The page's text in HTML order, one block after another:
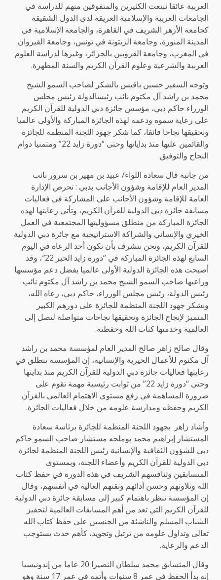
العربية عائقا نبتعث الكثيرين والمتفوقين منهم للدراسة في
الجامعات العربية والإسلامية العريقة لدى الدول الشقيقة
كجامعة الأزهر الشريف في القاهرة، والجامعة الإسلامية في
المدينة المنورة، وجامعة الزيتونة في تونس، وجامعة القيروان
في المغرب، وجامعة القرويين بالجزائر، وغيرها لدراسة العلوم
العربية والشرعية وعلوم القرآن الكريم والسنة المطهرة.
وتوجه السفير حسين باقيس بالشكر لصاحب السمو الشيخ
محمد بن راشد آل مكتوم نائب رئيسالدولة رئيس مجلس
الوزراء حاكم دبي، مؤسس جائزة دبي الدولية للقرآن الكريم
على رعاية سموه ودعمه لهذه الجائزة المباركة والأولى عالميا
وتحقيقها نجاحا فائقا، كما شكر جهود اللجنة المنظمة للجائزة
والقائمين عليها منذ بداياتها وحتى “دورة زايد 22” ومتمنيا دوام
النجاح والتوفيق.
من جانبه قال سعادة اللواء/ عبيد بن مهير بن سرور نائب
المدير العام للإقامة وشؤون الأجانب بدبي : تحرص الإدارة
العامة للإقامة وشؤون الأجانب على المشاركة في فعاليات
مسابقة جائزة دبي الدولية للقرآن الكريم، وتأتي رعايتها لهذه
الجائزة المباركة من منطلق مسؤوليتها المجتمعية في العمل
الخيري والإنساني والشراكة الاستراتيجية مع جائزة دبي الدولية
للقرآن الكريم، ونحن نتشرف بأن نكون أحد الرعاة في اليوم
السابع لهذه الجائزة المباركة في “دورة زايد الخير 22″، وقد
أصبحت هذه الجائزة الدولية الأولى عالميا بفضل دعم مؤسسها
وراعيها صاحب السمو الشيخ محمد بن راشد آل مكتوم نائب
رئيس الدولة، رئيس مجلس الوزراء، حاكم دبي، رعاه الله،
ونشكر جهود اللجنة المنظمة للجائزة على دورهم الكبير
المتميز لإنجاح الجائزة وتحقيقها نجاحات متواصلة لتصل إلى
العالمية وخدمتها كتاب الله وحفظته.
وقال صالح زاهر صالح المدير العام لمؤسسة محمد بن راشد
آل مكتوم للأعمال الخيرية والإنسانية، إن المؤسسة تنطلق في
رعايتها فعاليات جائزة دبي الدولية للقرآن الكريم منذ بدايتها
وحتى “دورة زايد 22” من ثوابت رئيسية مهمة تقوم على
ضرورة المساهمة في رفع مستوى الاهتمام العالمي بالقرآن
الكريم وحفظه ومدارسة علومه من خلال فعاليات الجائزة.
وأشاد زاهر بجهود اللجنة المنظمة للجائزة برئاسة سعادة
المستشار إبراهيم محمد بوملحه مستشار صاحب السمو حاكم
دبي للشؤون الثقافية والإنسانية رئيس اللجنة المنظمة لجائزة
دبي الدولية للقرآن الكريم وأعضاء اللجنة، وبمستوى
المتسابقين وتنافسهم الشريف في هذه الدورة في حفظ كتاب
الله وتلاوتهم وحسن أدائهم وثقتهم العالية في أنفسهم، وقال
إن المؤسسة تنظر باهتمام كبير إلى مسابقة جائزة دبي الدولية
للقرآن الكريم التي تعد من أهم المسابقات العالمية لتحفيز
الشباب المسلم والناشئة من الجنسين على حفظ كتاب الله
تعالى وتداول علومه من ترتيل وتجويد، كأهم حدث يستوجب
الدعم والرعاية.
وقال المتسابق محمد سلطان النصيرا 20 عاما من إندونيسيا
إنه بدأ الحفظ في عمر 8 سنوات وأتمه في عمر 17 سنة وهو